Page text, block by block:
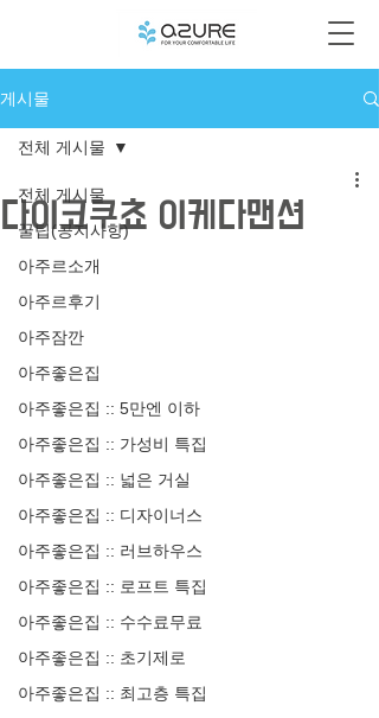
게시물
전체 게시물
꿀팁(공지사항)
아주르소개
아주르후기
아주잠깐
아주좋은집
아주좋은집 :: 5만엔 이하
아주좋은집 :: 가성비 특집
아주좋은집 :: 넓은 거실
아주좋은집 :: 디자이너스
아주좋은집 :: 러브하우스
아주좋은집 :: 로프트 특집
아주좋은집 :: 수수료무료
아주좋은집 :: 초기제로
아주좋은집 :: 최고층 특집
전체 게시물
다이코쿠쵸 이케다맨션